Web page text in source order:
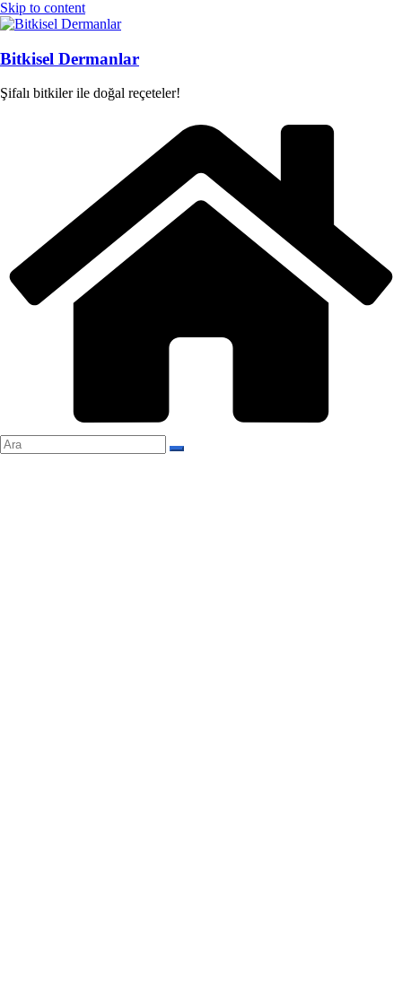
Skip to content
Bitkisel Dermanlar
Şifalı bitkiler ile doğal reçeteler!